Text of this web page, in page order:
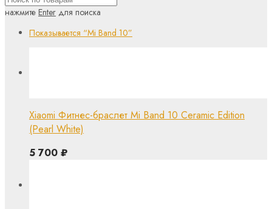
нажмите Enter для поиска
Показывается “Mi Band 10”
Xiaomi Фитнес-браслет Mi Band 10 Ceramic Edition
(Pearl White)
5 700 ₽